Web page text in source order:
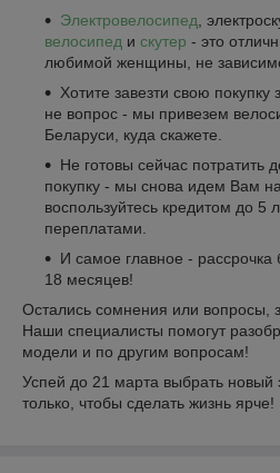
Электровелосипед ,
велосипед и скутер - это
любимой женщины, не
Хотите завезти свою покупку
не вопрос - мы привезем
Беларуси, куда скажете.
Не готовы сейчас потратить
покупку - мы снова идем Вам
воспользуйтесь кредитом до
переплатами.
И самое главное - рассрочка
18 месяцев!
Остались сомнения или вопросы,
Наши специалисты помогут
модели и по другим вопросам!
Успей до 21 марта выбрать новый
только, чтобы сделать жизнь ярче!